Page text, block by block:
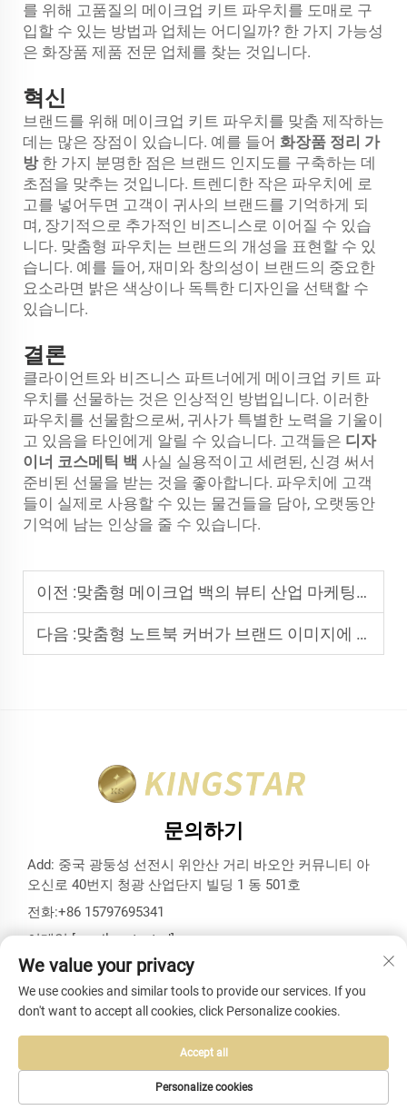
를 위해 고품질의 메이크업 키트 파우치를 도매로 구
입할 수 있는 방법과 업체는 어디일까? 한 가지 가능성
은 화장품 제품 전문 업체를 찾는 것입니다.
혁신
브랜드를 위해 메이크업 키트 파우치를 맞춤 제작하는
데는 많은 장점이 있습니다. 예를 들어 화장품 정리 가
방 한 가지 분명한 점은 브랜드 인지도를 구축하는 데
초점을 맞추는 것입니다. 트렌디한 작은 파우치에 로
고를 넣어두면 고객이 귀사의 브랜드를 기억하게 되
며, 장기적으로 추가적인 비즈니스로 이어질 수 있습
니다. 맞춤형 파우치는 브랜드의 개성을 표현할 수 있
습니다. 예를 들어, 재미와 창의성이 브랜드의 중요한
요소라면 밝은 색상이나 독특한 디자인을 선택할 수
있습니다.
결론
클라이언트와 비즈니스 파트너에게 메이크업 키트 파
우치를 선물하는 것은 인상적인 방법입니다. 이러한
파우치를 선물함으로써, 귀사가 특별한 노력을 기울이
고 있음을 타인에게 알릴 수 있습니다. 고객들은 디자
이너 코스메틱 백 사실 실용적이고 세련된, 신경 써서
준비된 선물을 받는 것을 좋아합니다. 파우치에 고객
들이 실제로 사용할 수 있는 물건들을 담아, 오랫동안
기억에 남는 인상을 줄 수 있습니다.
이전 :맞춤형 메이크업 백의 뷰티 산업 마케팅에서의 부상
다음 :맞춤형 노트북 커버가 브랜드 이미지에 미치는 효과
문의하기
Add: 중국 광둥성 선전시 위안산 거리 바오안 커뮤니티 아
오신로 40번지 청광 산업단지 빌딩 1 동 501호
전화:+86 15797695341
이메일:[email protected]
저작권 © 선전 킹스타 백스 앤드 케이스 유한회사. 모든 권리 보
유 -개인정보 보호정책-블로그
We value your privacy
We use cookies and similar tools to provide our services. If you
don't want to accept all cookies, click Personalize cookies.
Personalize cookies
Accept all